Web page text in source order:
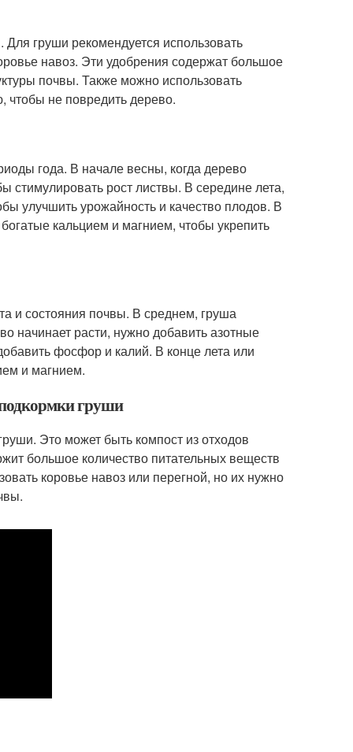
груши рекомендуется использовать
навоз. Эти удобрения содержат большое
почвы. Также можно использовать
чтобы не повредить дерево.
года. В начале весны, когда дерево
стимулировать рост листвы. В середине лета,
улучшить урожайность и качество плодов. В
кальцием и магнием, чтобы укрепить
и состояния почвы. В среднем, груша
начинает расти, нужно добавить азотные
фосфор и калий. В конце лета или
и магнием.
груши
Это может быть компост из отходов
большое количество питательных веществ
коровье навоз или перегной, но их нужно